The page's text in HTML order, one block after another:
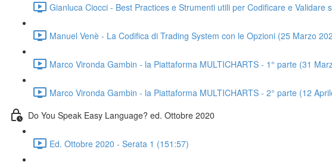
Gianluca Ciocci - Best Practices e Strumenti utili per Codificare e Validare
Manuel Venè - La Codifica di Trading System con le Opzioni (25 Marzo
Marco Vironda Gambin - la Piattaforma MULTICHARTS - 1° parte (31
Marco Vironda Gambin - la Piattaforma MULTICHARTS - 2° parte (12
Do You Speak Easy Language? ed. Ottobre 2020
Ed. Ottobre 2020 - Serata 1 (151:57)